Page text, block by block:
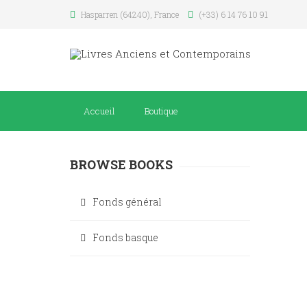
Hasparren (64240), France (+33) 6 14 76 10 91
Accueil Boutique
BROWSE BOOKS
Fonds général
Fonds basque